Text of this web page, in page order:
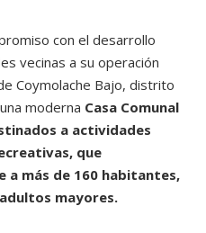
con el desarrollo
vecinas a su operación
Coymolache Bajo, distrito
moderna Casa Comunal
a actividades
que
a más de 160 habitantes,
mayores.